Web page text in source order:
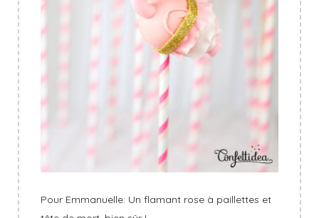
Pour Emmanuelle: Un flamant rose à paillettes et